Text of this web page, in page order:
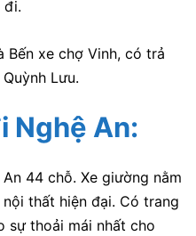
đi.
xe chợ Vinh, có trả
Lưu.
Nghệ An:
44 chỗ. Xe giường nằm
thất hiện đại. Có trang
sự thoải mái nhất cho